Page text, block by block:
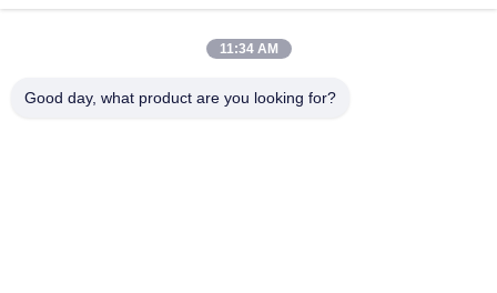
सबसे अच्छी कीमत पाएं
सबसे अच्छी कीमत पाएं
11:34 AM
Good day, what product are you looking for?